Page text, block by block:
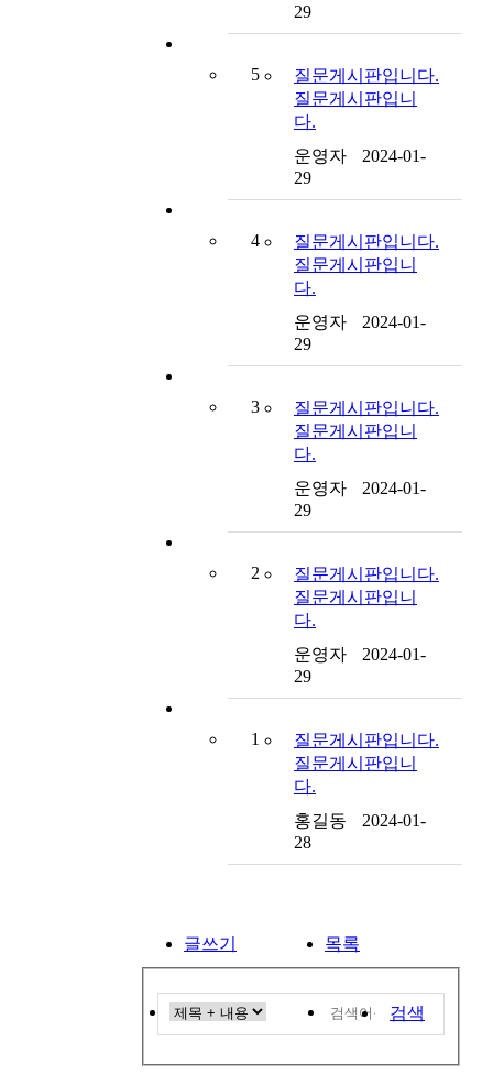
29
5
질문게시판입니다.
질문게시판입니
다.
운영자
2024-01-
29
4
질문게시판입니다.
질문게시판입니
다.
운영자
2024-01-
29
3
질문게시판입니다.
질문게시판입니
다.
운영자
2024-01-
29
2
질문게시판입니다.
질문게시판입니
다.
운영자
2024-01-
29
1
질문게시판입니다.
질문게시판입니
다.
홍길동
2024-01-
28
검색
글쓰기 목록